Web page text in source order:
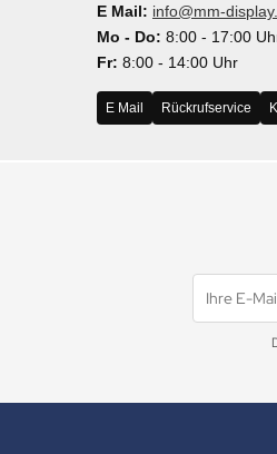
E Mail: info@mm-
Mo - Do: 8:00 - 17:00
Fr: 8:00 - 14:00 Uhr
E Mail Rückrufservice